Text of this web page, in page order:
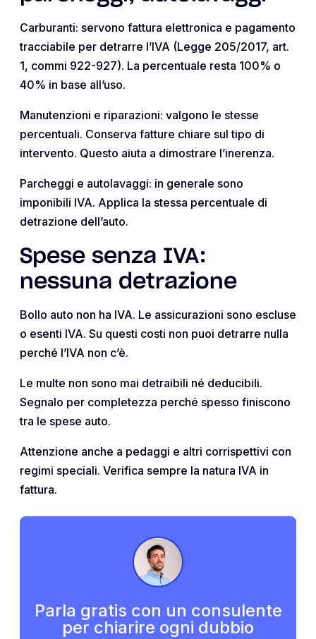
Carburanti: servono fattura elettronica e pagamento
tracciabile per detrarre l’IVA (Legge 205/2017, art.
1, commi 922-927). La percentuale resta 100% o
40% in base all’uso.
Manutenzioni e riparazioni: valgono le stesse
percentuali. Conserva fatture chiare sul tipo di
intervento. Questo aiuta a dimostrare l’inerenza.
Parcheggi e autolavaggi: in generale sono
imponibili IVA. Applica la stessa percentuale di
detrazione dell’auto.
Spese senza IVA:
nessuna detrazione
Bollo auto non ha IVA. Le assicurazioni sono escluse
o esenti IVA. Su questi costi non puoi detrarre nulla
perché l’IVA non c’è.
Le multe non sono mai detraibili né deducibili.
Segnalo per completezza perché spesso finiscono
tra le spese auto.
Attenzione anche a pedaggi e altri corrispettivi con
regimi speciali. Verifica sempre la natura IVA in
fattura.
Parla gratis con un consulente
per chiarire ogni dubbio